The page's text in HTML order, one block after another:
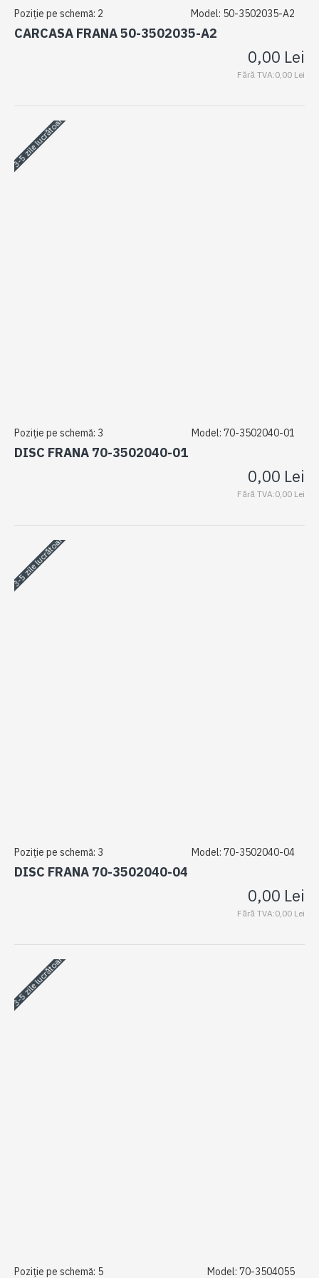
Poziție pe schemă: 2 Model: 50-3502035-A2
CARCASA FRANA 50-3502035-A2
0,00 Lei
Fără TVA:0,00 Lei
3-5 zile lucrătoare
Poziție pe schemă: 3 Model: 70-3502040-01
DISC FRANA 70-3502040-01
0,00 Lei
Fără TVA:0,00 Lei
3-5 zile lucrătoare
Poziție pe schemă: 3 Model: 70-3502040-04
DISC FRANA 70-3502040-04
0,00 Lei
Fără TVA:0,00 Lei
3-5 zile lucrătoare
Poziție pe schemă: 5 Model: 70-3504055